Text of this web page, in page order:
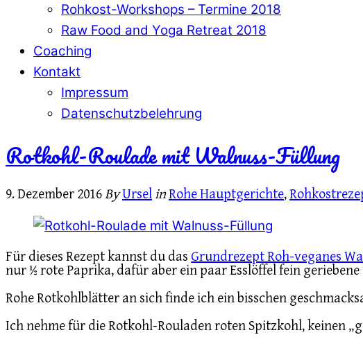
Rohkost-Workshops – Termine 2018
Raw Food and Yoga Retreat 2018
Coaching
Kontakt
Impressum
Datenschutzbelehrung
Rotkohl-Roulade mit Walnuss-Füllung
9. Dezember 2016ByUrselinRohe Hauptgerichte,
Für dieses Rezept kannst du das Grundrezept Roh-veganes
nur ½ rote Paprika, dafür aber ein paar Esslöffel fein
Rohe Rotkohlblätter an sich finde ich ein bisschen
Ich nehme für die Rotkohl-Rouladen roten Spitzkohl, keinen